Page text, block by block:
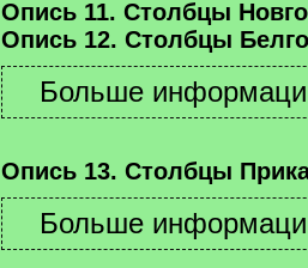
Опись 11. Столбцы
Опись 12. Столбцы
Опись 13. Столбцы